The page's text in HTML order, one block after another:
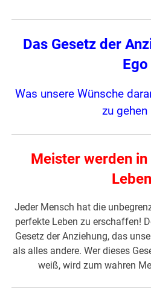
Das Gesetz der
Ego
Was unsere Wünsche
zu gehen
Meister werden
Jeder Mensch hat die
perfekte Leben zu erschaffen!
Gesetz der Anziehung, das
als alles andere. Wer dieses
weiß, wird zum wahren